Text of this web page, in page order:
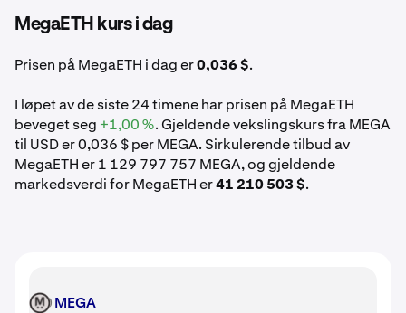
MegaETH kurs i dag
Prisen på MegaETH i dag er0,036 $.
I løpet av de siste 24 timene har prisen på MegaETH
beveget seg +1,00 %. Gjeldende vekslingskurs fra MEGA
til USD er 0,036 $ per MEGA. Sirkulerende tilbud av
MegaETH er 1 129 797 757 MEGA, og gjeldende
markedsverdi for MegaETH er41 210 503 $.
MEGA MEGA